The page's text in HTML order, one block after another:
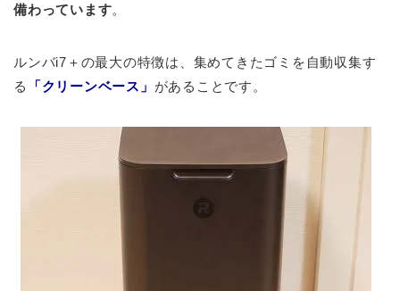
備わっています。
ルンバi7＋の最大の特徴は、集めてきたゴミを自動収集す
る
「クリーンベース」 があることです。